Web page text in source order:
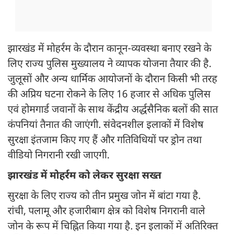
झारखंड में मोहर्रम के दौरान कानून-व्यवस्था बनाए रखने के
लिए राज्य पुलिस मुख्यालय ने व्यापक योजना तैयार की है.
जुलूसों और अन्य धार्मिक आयोजनों के दौरान किसी भी तरह
की अप्रिय घटना रोकने के लिए 16 हजार से अधिक पुलिस
एवं होमगार्ड जवानों के साथ केंद्रीय अर्द्धसैनिक बलों की सात
कंपनियां तैनात की जाएंगी. संवेदनशील इलाकों में विशेष
सुरक्षा इंतजाम किए गए हैं और गतिविधियों पर ड्रोन तथा
वीडियो निगरानी रखी जाएगी.
झारखंड में मोहर्रम को लेकर सुरक्षा सख्त
सुरक्षा के लिए राज्य को तीन प्रमुख जोन में बांटा गया है.
रांची, पलामू और हजारीबाग क्षेत्र को विशेष निगरानी वाले
जोन के रूप में चिह्नित किया गया है. इन इलाकों में अतिरिक्त